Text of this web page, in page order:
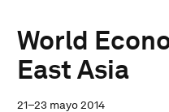
World
East Asia
21–23 mayo 2014